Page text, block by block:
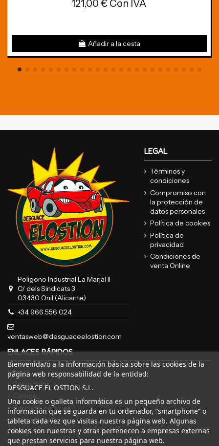
121,00 € Con IVA
Añadir a la cesta
Poligono Industrial La Marjal II
C/ dels Sindicats 3
03430 Onil (Alicante)
+34 966 556 024
ventasweb@desguaceelostion.com
LEGAL
Términos y
condiciones
Compromiso con
la protección de
datos personales
Política de cookies
Política de
privacidad
Condiciones de
venta Online
ENLACES RÁPIDOS
Inicio
Recambios
Bajas y tasaciones
Sobre Nosotros
Blog
Contacto
Bienvenida/o a la información básica sobre las cookies de la
página web responsabilidad de la entidad:
DESGUACE EL OSTION S.L.
Una cookie o galleta informática es un pequeño archivo de
información que se guarda en tu ordenador, “smartphone” o
tableta cada vez que visitas nuestra página web. Algunas
cookies son nuestras y otras pertenecen a empresas externas
que prestan servicios para nuestra página web.